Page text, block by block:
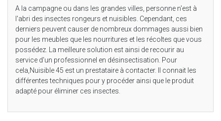
A la campagne ou dans les grandes villes, personne n'est à
l'abri des insectes rongeurs et nuisibles. Cependant, ces
derniers peuvent causer de nombreux dommages aussi bien
pour les meubles que les nourritures et les récoltes que vous
possédez. La meilleure solution est ainsi de recourir au
service d'un professionnel en désinsectisation. Pour
cela,Nuisible 45 est un prestataire à contacter. Il connait les
différentes techniques pour y procéder ainsi que le produit
adapté pour éliminer ces insectes.